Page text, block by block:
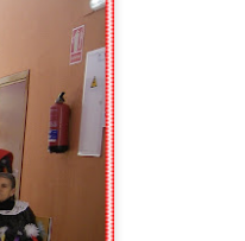
motivo del Día de
de Vega-La Camocha